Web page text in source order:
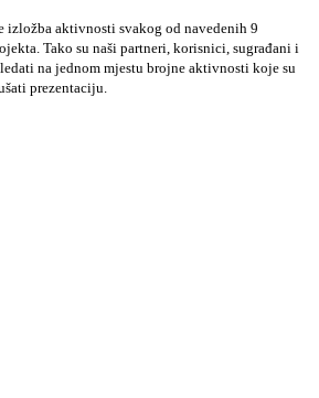
izložba aktivnosti svakog od navedenih 9
Tako su naši partneri, korisnici, sugrađani i
na jednom mjestu brojne aktivnosti koje su
prezentaciju.